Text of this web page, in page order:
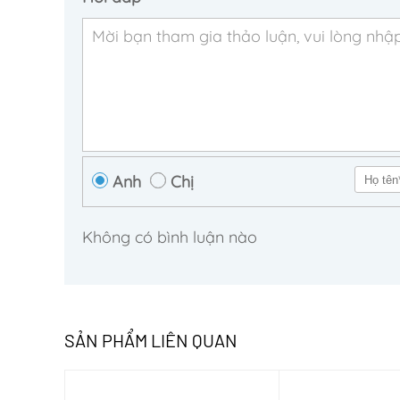
Anh Chị
Không có bình luận nào
SẢN PHẨM LIÊN QUAN